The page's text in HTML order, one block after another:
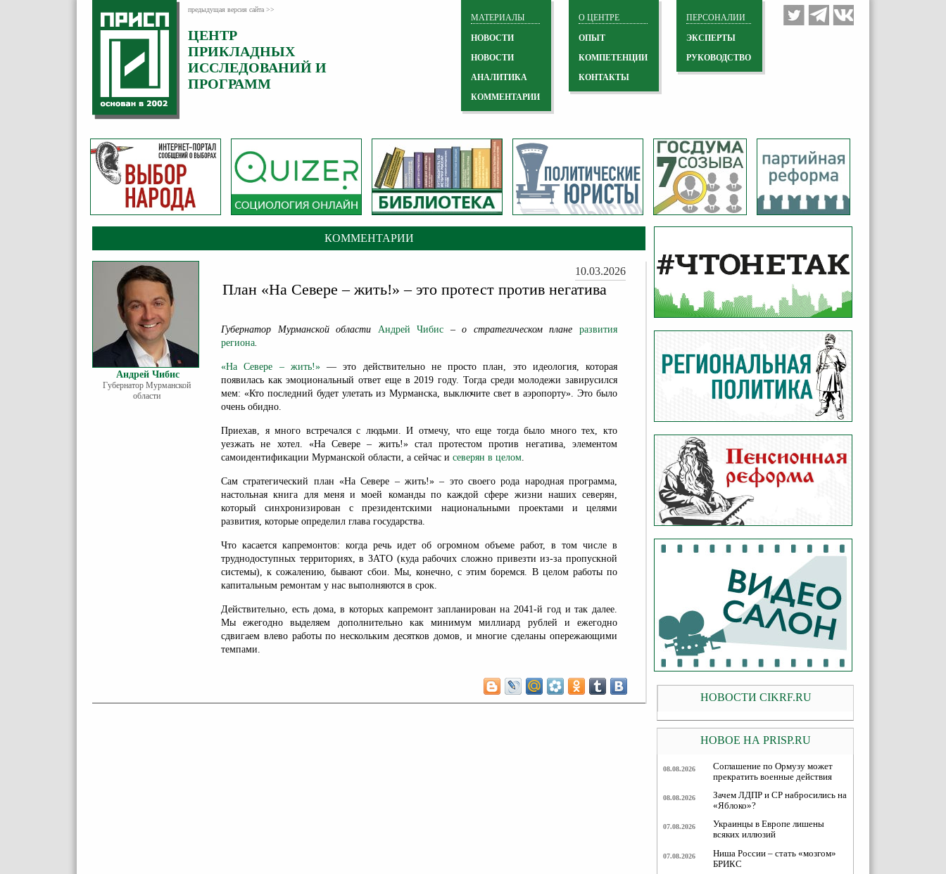
предыдущая версия сайта >>
ЦЕНТР
ПРИКЛАДНЫХ
ИССЛЕДОВАНИЙ И
ПРОГРАММ
ПЕРСОНАЛИИ
ЭКСПЕРТЫ
РУКОВОДСТВО
О ЦЕНТРЕ
ОПЫТ
КОМПЕТЕНЦИИ
КОНТАКТЫ
МАТЕРИАЛЫ
НОВОСТИ
НОВОСТИ
АНАЛИТИКА
КОММЕНТАРИИ
КОММЕНТАРИИ
Андрей Чибис
Губернатор Мурманской
области
10.03.2026
План «На Севере – жить!» – это протест против негатива
Губернатор Мурманской области Андрей Чибис – о стратегическом планеразвития
региона.
«На Севере – жить!» — это действительно не просто план, это идеология, которая
появилась как эмоциональный ответ еще в 2019 году. Тогда среди молодежи завирусился
мем: «Кто последний будет улетать из Мурманска, выключите свет в аэропорту». Это было
очень обидно.
Приехав, я много встречался с людьми. И отмечу, что еще тогда было много тех, кто
уезжать не хотел. «На Севере – жить!» стал протестом против негатива, элементом
самоидентификации Мурманской области, а сейчас и северян в целом.
Сам стратегический план «На Севере – жить!» – это своего рода народная программа,
настольная книга для меня и моей команды по каждой сфере жизни наших северян,
который синхронизирован с президентскими национальными проектами и целями
развития, которые определил глава государства.
Что касается капремонтов: когда речь идет об огромном объеме работ, в том числе в
труднодоступных территориях, в ЗАТО (куда рабочих сложно привезти из-за пропускной
системы), к сожалению, бывают сбои. Мы, конечно, с этим боремся. В целом работы по
капитальным ремонтам у нас выполняются в срок.
Действительно, есть дома, в которых капремонт запланирован на 2041-й год и так далее.
Мы ежегодно выделяем дополнительно как минимум миллиард рублей и ежегодно
сдвигаем влево работы по нескольким десятков домов, и многие сделаны опережающими
темпами.
НОВОСТИ CIKRF.RU
НОВОЕ НА PRISP.RU
08.08.2026
Соглашение по Ормузу может
прекратить военные действия
08.08.2026
Зачем ЛДПР и СР набросились на
«Яблоко»?
07.08.2026
Украинцы в Европе лишены
всяких иллюзий
07.08.2026
Ниша России – стать «мозгом»
БРИКС